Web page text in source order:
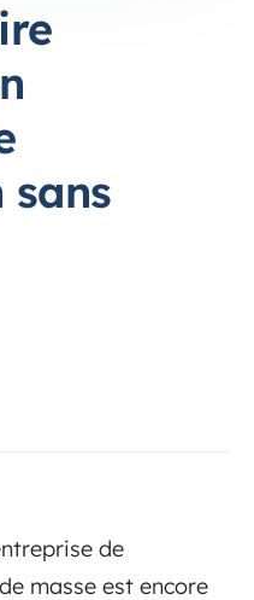
de
masse est encore